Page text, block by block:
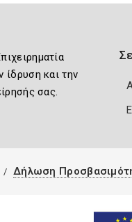
και την
σας.
Δήλωση